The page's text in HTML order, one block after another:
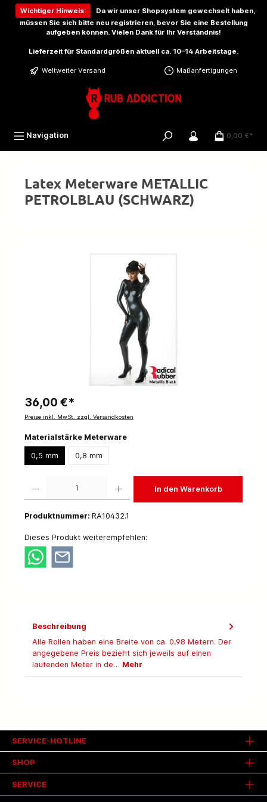
springen
Wichtiger Hinweis:
Da wir unser Shopsystem gewechselt haben,
müssen Sie sich bitte neu registrieren, bevor Sie eine Bestellung
aufgeben können. Vielen Dank für Ihr Verständnis!
Lieferzeit für Standardgrößen aktuell ca. 10–14 Arbeitstage.
Weltweiter Versand Maßanfertigungen
Navigation 0,00 €*
Latex Meterware METALLIC
PETROLBLAU (SCHWARZ)
36,00 €*
Preise inkl. MwSt. zzgl. Versandkosten
Materialstärke Meterware
0,5 mm 0,8 mm
In den Warenkorb
Produktnummer: RA10432.1
Dieses Produkt weiterempfehlen:
Beschreibung
Alle Rollen haben eine Breite von ca. 0,98 Metern. Der
angegebene Preis bezieht sich jeweils auf einen
laufenden Meter in de… Mehr
SHOP
SERVICE
SERVICE-HOTLINE